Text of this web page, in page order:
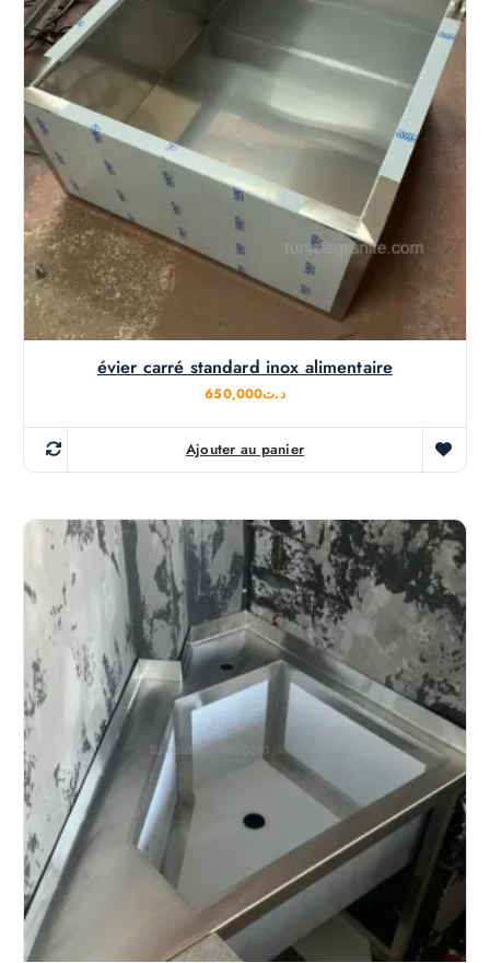
évier carré standard inox alimentaire
د.ت650,000
Ajouter au panier